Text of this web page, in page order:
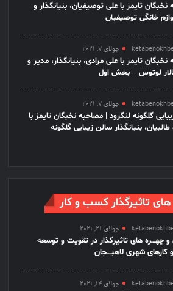
نخبگان تایمز با علی توصیفیان، بنیانگذار و
خانگی توصیفیان
جولای 7, 2021
تایمز با علی مرادی، بنیانگذار، مدیر و
لوتوس – بخش اول
جولای 7, 2021
گلگونه لنگرود | مصاحبه نخبگان تایمز با
بنیانگذار سالن زیبایی گلگونه
تاثیرگذار کسب و کار
جولای 21, 2021
و چهـــره های تاثیرگذار در تقویت و توسعه
شهری لاهیـــجان
جولای 14, 2021